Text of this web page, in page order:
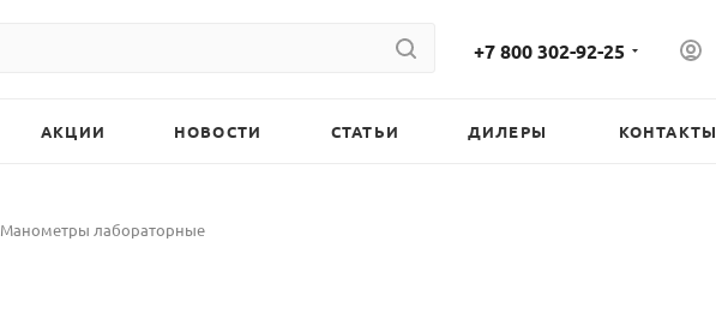
+7 800 302-92-25
АКЦИИ НОВОСТИ СТАТЬИ ДИЛЕРЫ КОНТАКТЫ
Манометры лабораторные